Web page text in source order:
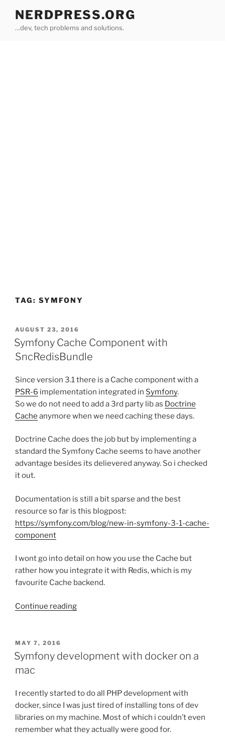
content
NERDPRESS.ORG
…dev, tech problems and solutions.
TAG: SYMFONY
POSTED
ON
AUGUST 23, 2016
Symfony Cache Component with
SncRedisBundle
Since version 3.1 there is a Cache component with a
PSR-6 implementation integrated in Symfony.
So we do not need to add a 3rd party lib as Doctrine
Cache anymore when we need caching these days.
Doctrine Cache does the job but by implementing a
standard the Symfony Cache seems to have another
advantage besides its delievered anyway. So i checked
it out.
Documentation is still a bit sparse and the best
resource so far is this blogpost:
https://symfony.com/blog/new-in-symfony-3-1-cache-
component
I wont go into detail on how you use the Cache but
rather how you integrate it with Redis, which is my
favourite Cache backend.
Continue reading“Symfony
SncRedisBundle”
POSTED
ON
MAY 7, 2016
Symfony development with docker on a
mac
I recently started to do all PHP development with
docker, since I was just tired of installing tons of dev
libraries on my machine. Most of which i couldn’t even
remember what they actually were good for.